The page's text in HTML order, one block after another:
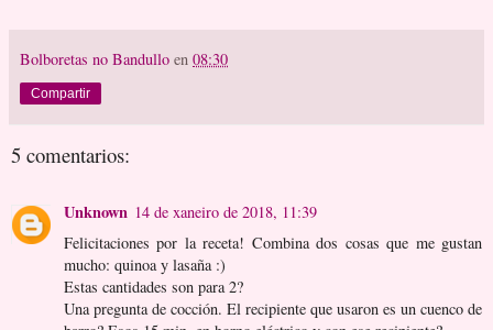
Bolboretas no Bandullo en 08:30
Compartir
5 comentarios:
Unknown 14 de xaneiro de 2018, 11:39
Felicitaciones por la receta! Combina dos cosas que me gustan
mucho: quinoa y lasaña :)
Estas cantidades son para 2?
Una pregunta de cocción. El recipiente que usaron es un cuenco de